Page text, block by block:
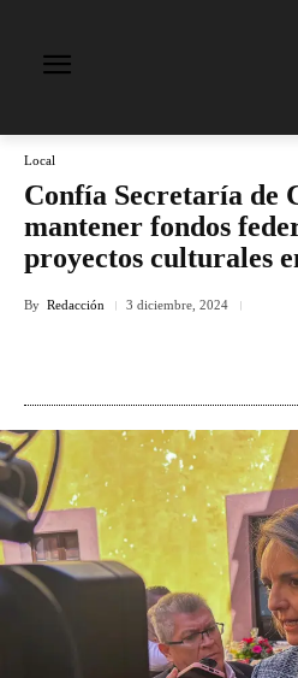
Local
Confía Secretaría de
mantener fondos
proyectos culturales
By Redacción 3 diciembre, 2024